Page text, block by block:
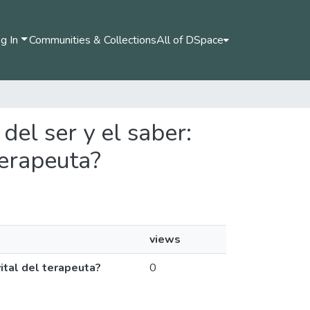
In Communities & CollectionsAll of DSpace
ser y el saber:
views
del terapeuta?
0